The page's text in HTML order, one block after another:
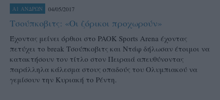
Α1 ΑΝΔΡΩΝ 04/05/2017
Τσούπκοβιτς: «Οι ζόρικοι προχωρούν»
Έχοντας μείνει όρθιοι στο PAOK Sports Arena έχοντας
πετύχει το break Τσούπκοβιτς και Ντάφ δήλωσαν έτοιμοι να
κατακτήσουν τον τίτλο στον Πειραιά απευθύνοντας
παράλληλα κάλεσμα στους οπαδούς του Ολυμπιακού να
γεμίσουν την Κυριακή το Ρέντη.